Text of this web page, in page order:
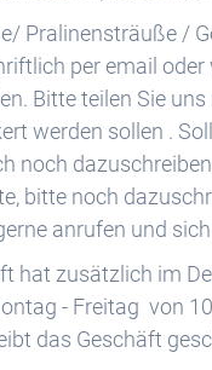
Pralinensträuße /
per email
Bitte teilen Sie
werden sollen .
noch
bitte noch
anrufen und
hat zusätzlich im
- Freitag von
das Geschäft